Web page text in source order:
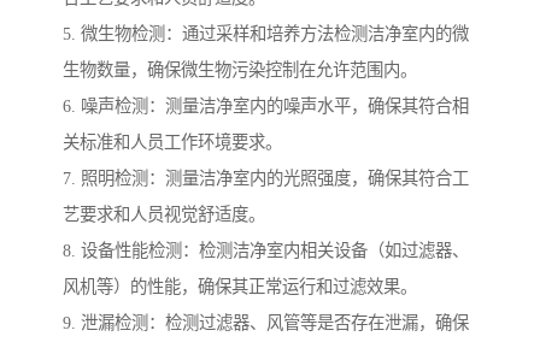
5. 微生物检测：通过采样和培养方法检测洁净室内的微
生物数量，确保微生物污染控制在允许范围内。
6. 噪声检测：测量洁净室内的噪声水平，确保其符合相
关标准和人员工作环境要求。
7. 照明检测：测量洁净室内的光照强度，确保其符合工
艺要求和人员视觉舒适度。
8. 设备性能检测：检测洁净室内相关设备（如过滤器、
风机等）的性能，确保其正常运行和过滤效果。
9. 泄漏检测：检测过滤器、风管等是否存在泄漏，确保